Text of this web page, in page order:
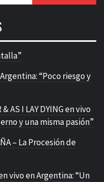
“Poco riesgo y
AS I LAY DYING en vivo
y una misma pasión”
– La Procesión de
vivo en Argentina: “Un